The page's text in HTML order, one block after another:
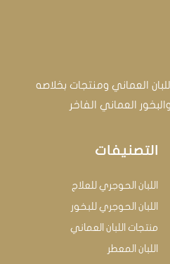
العماني ومنتجات بخلاصه
العماني الفاخر
التصنيفات
اللبان الحوجري للعلاج
اللبان الحوجري للبخور
منتجات اللبان العماني
اللبان المعطر